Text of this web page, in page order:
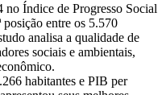
no Índice de Progresso Social
posição entre os 5.570
analisa a qualidade de
sociais e ambientais,
habitantes e PIB per